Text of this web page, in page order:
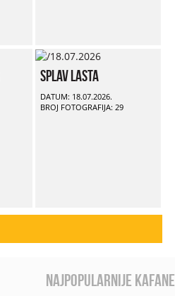
Splav Lasta
DATUM: 18.07.2026.
BROJ FOTOGRAFIJA: 29
najpopularnije kafane